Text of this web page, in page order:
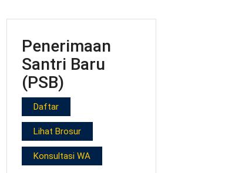
Penerimaan
Santri Baru
(PSB)
Daftar
Lihat Brosur
Konsultasi WA